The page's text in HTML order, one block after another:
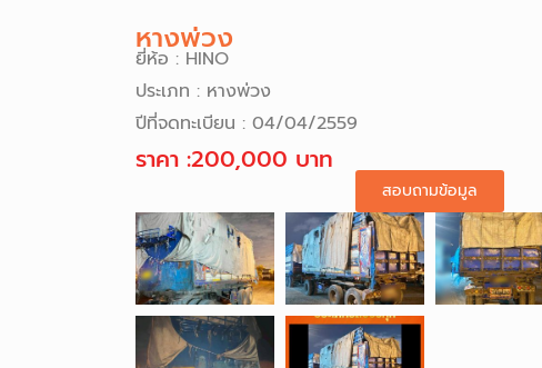
หางพ่วง
ยี่ห้อ : HINO
ประเภท : หางพ่วง
ปีที่จดทะเบียน : 04/04/2559
ราคา :200,000 บาท
สอบถามข้อมูล